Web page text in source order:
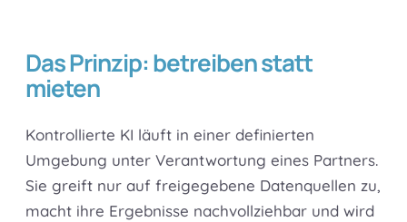
Das Prinzip: betreiben statt
mieten
Kontrollierte KI läuft in einer definierten
Umgebung unter Verantwortung eines Partners.
Sie greift nur auf freigegebene Datenquellen zu,
macht ihre Ergebnisse nachvollziehbar und wird